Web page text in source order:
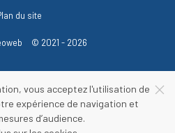
du site
© 2021 - 2026
vous acceptez l'utilisation de
expérience de navigation et
d’audience.